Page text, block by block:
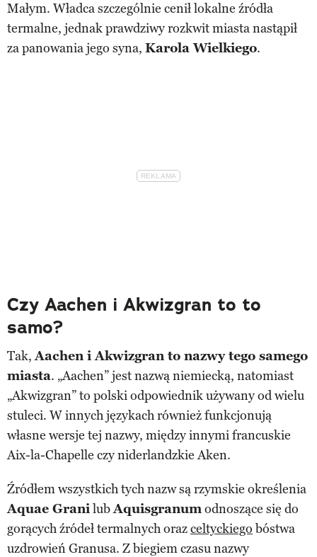
Małym. Władca szczególnie cenił lokalne źródła
termalne, jednak prawdziwy rozkwit miasta nastąpił
za panowania jego syna, Karola Wielkiego.
Czy Aachen i Akwizgran to to
samo?
Tak,Aachen i Akwizgran to nazwy tego samego
miasta. „Aachen” jest nazwą niemiecką, natomiast
„Akwizgran” to polski odpowiednik używany od wielu
stuleci. W innych językach również funkcjonują
własne wersje tej nazwy, między innymi francuskie
Aix-la-Chapelle czy niderlandzkie Aken.
Źródłem wszystkich tych nazw są rzymskie określenia
Aquae GranilubAquisgranumodnoszące się do
gorących źródeł termalnych orazceltyckiego bóstwa
uzdrowień Granusa. Z biegiem czasu nazwy